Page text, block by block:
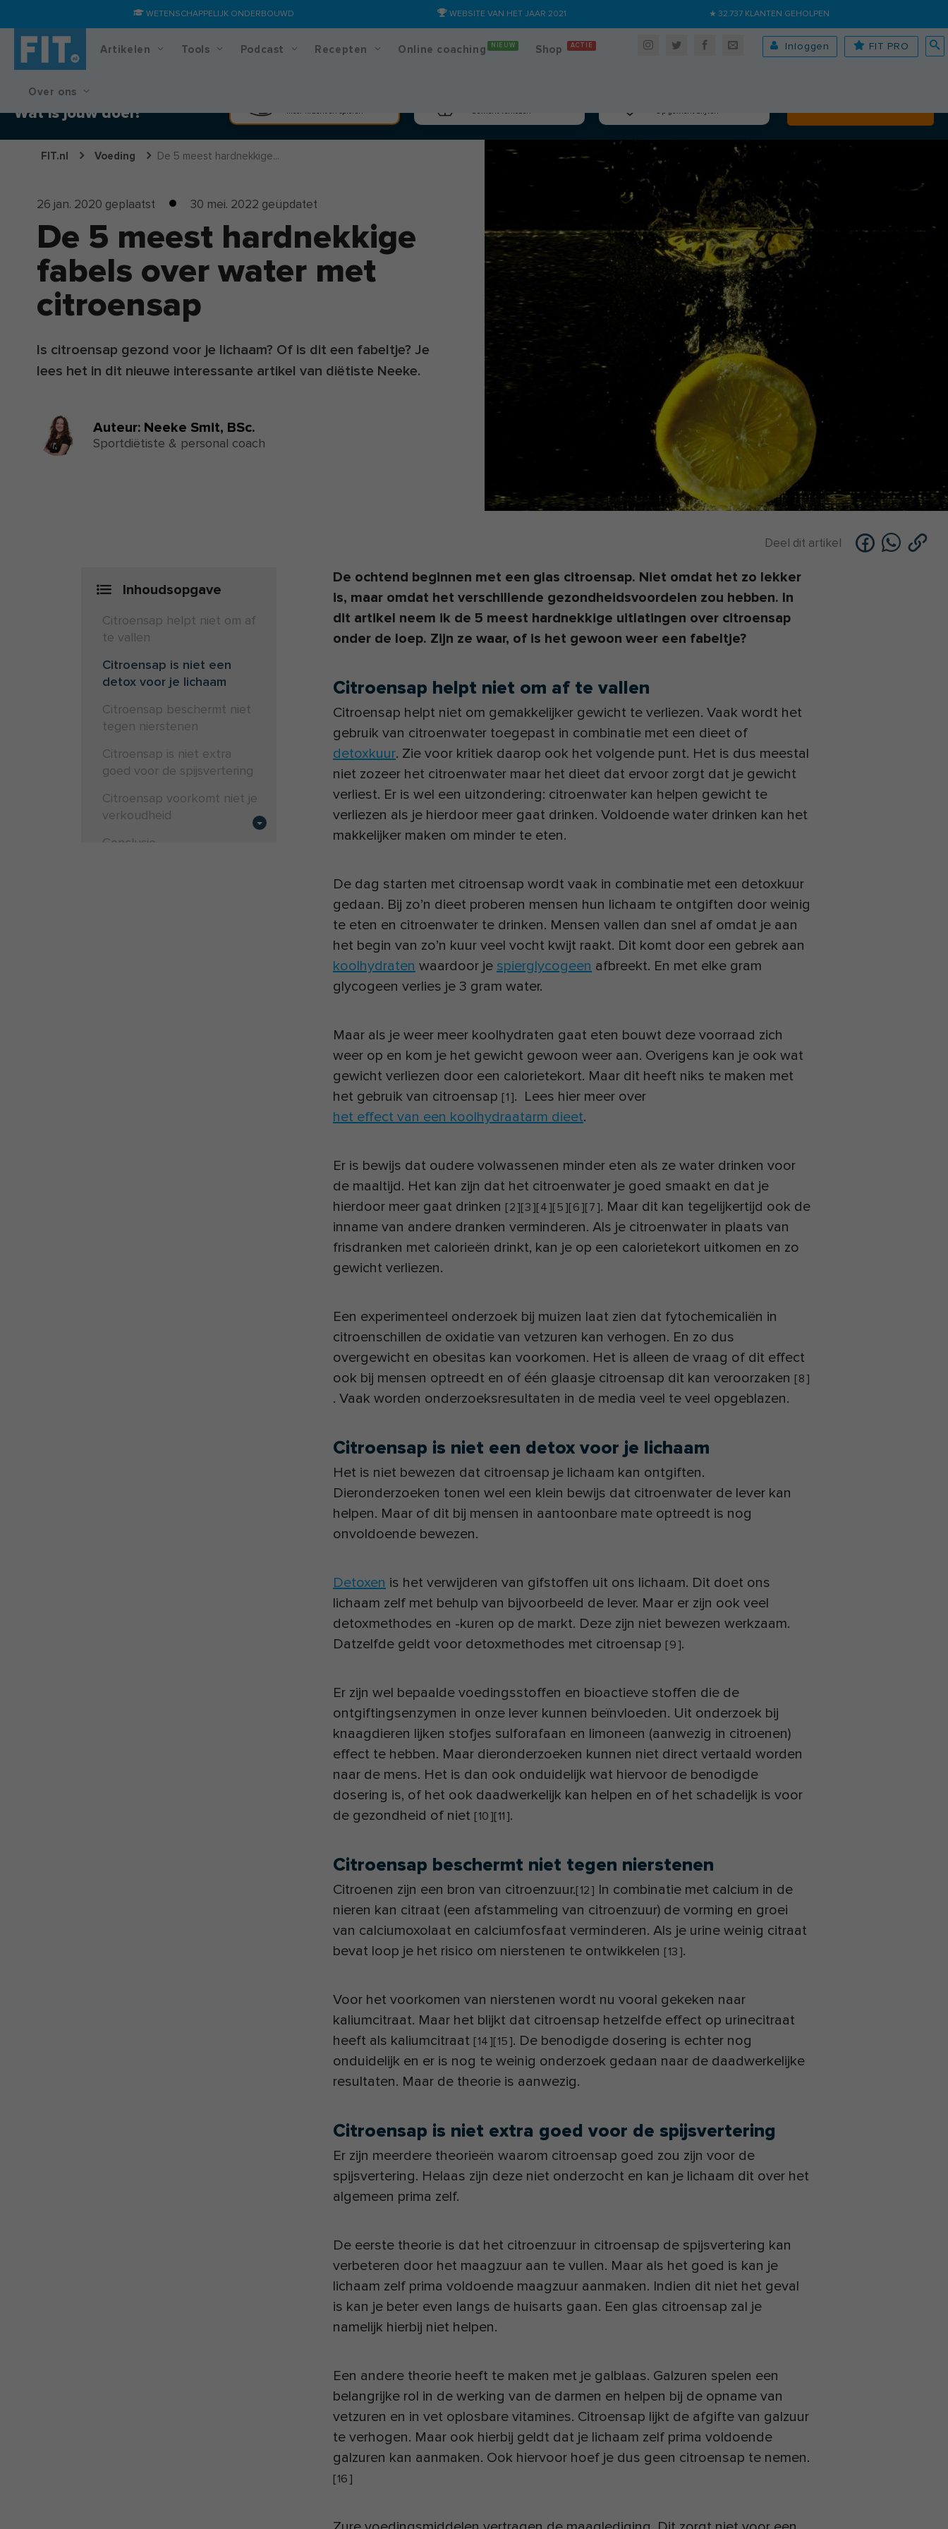
WETENSCHAPPELIJK ONDERBOUWD WEBSITE VAN HET JAAR 2021 ★ 32.737 KLANTEN GEHOLPEN
Artikelen Tools Podcast Recepten Online coaching NIEUW Shop ACTIE
Over ons
Inloggen FIT PRO
Training & voedingsplan
Wat is jouw doel?
FIT.nl Voeding De 5 meest hardnekkige...
26 jan. 2020 geplaatst 30 mei. 2022 geüpdatet
De 5 meest hardnekkige
fabels over water met
citroensap
Is citroensap gezond voor je lichaam? Of is dit een fabeltje? Je
lees het in dit nieuwe interessante artikel van diëtiste Neeke.
Auteur: Neeke Smit, BSc.
Sportdiëtiste & personal coach
Inhoudsopgave
Citroensap helpt niet om af
te vallen
Citroensap is niet een
detox voor je lichaam
Citroensap beschermt niet
tegen nierstenen
Citroensap is niet extra
goed voor de spijsvertering
Citroensap voorkomt niet je
verkoudheid
Conclusie
Deel dit artikel
De ochtend beginnen met een glas citroensap. Niet omdat het zo lekker
is, maar omdat het verschillende gezondheidsvoordelen zou hebben. In
dit artikel neem ik de 5 meest hardnekkige uitlatingen over citroensap
onder de loep. Zijn ze waar, of is het gewoon weer een fabeltje?
Citroensap helpt niet om af te vallen
Citroensap helpt niet om gemakkelijker gewicht te verliezen. Vaak wordt het
gebruik van citroenwater toegepast in combinatie met een dieet of
detoxkuur. Zie voor kritiek daarop ook het volgende punt. Het is dus meestal
niet zozeer het citroenwater maar het dieet dat ervoor zorgt dat je gewicht
verliest. Er is wel een uitzondering: citroenwater kan helpen gewicht te
verliezen als je hierdoor meer gaat drinken. Voldoende water drinken kan het
makkelijker maken om minder te eten.
De dag starten met citroensap wordt vaak in combinatie met een detoxkuur
gedaan. Bij zo’n dieet proberen mensen hun lichaam te ontgiften door weinig
te eten en citroenwater te drinken. Mensen vallen dan snel af omdat je aan
het begin van zo’n kuur veel vocht kwijt raakt. Dit komt door een gebrek aan
koolhydraten waardoor je spierglycogeen afbreekt. En met elke gram
glycogeen verlies je 3 gram water.
Maar als je weer meer koolhydraten gaat eten bouwt deze voorraad zich
weer op en kom je het gewicht gewoon weer aan. Overigens kan je ook wat
gewicht verliezen door een calorietekort. Maar dit heeft niks te maken met
het gebruik van citroensap [1]. Lees hier meer over
het effect van een koolhydraatarm dieet.
Er is bewijs dat oudere volwassenen minder eten als ze water drinken voor
de maaltijd. Het kan zijn dat het citroenwater je goed smaakt en dat je
hierdoor meer gaat drinken [2][3][4][5][6][7]. Maar dit kan tegelijkertijd ook de
inname van andere dranken verminderen. Als je citroenwater in plaats van
frisdranken met calorieën drinkt, kan je op een calorietekort uitkomen en zo
gewicht verliezen.
Een experimenteel onderzoek bij muizen laat zien dat fytochemicaliën in
citroenschillen de oxidatie van vetzuren kan verhogen. En zo dus
overgewicht en obesitas kan voorkomen. Het is alleen de vraag of dit effect
ook bij mensen optreedt en of één glaasje citroensap dit kan veroorzaken [8]
. Vaak worden onderzoeksresultaten in de media veel te veel opgeblazen.
Citroensap is niet een detox voor je lichaam
Het is niet bewezen dat citroensap je lichaam kan ontgiften.
Dieronderzoeken tonen wel een klein bewijs dat citroenwater de lever kan
helpen. Maar of dit bij mensen in aantoonbare mate optreedt is nog
onvoldoende bewezen.
Detoxen is het verwijderen van gifstoffen uit ons lichaam. Dit doet ons
lichaam zelf met behulp van bijvoorbeeld de lever. Maar er zijn ook veel
detoxmethodes en -kuren op de markt. Deze zijn niet bewezen werkzaam.
Datzelfde geldt voor detoxmethodes met citroensap [9].
Er zijn wel bepaalde voedingsstoffen en bioactieve stoffen die de
ontgiftingsenzymen in onze lever kunnen beïnvloeden. Uit onderzoek bij
knaagdieren lijken stofjes sulforafaan en limoneen (aanwezig in citroenen)
effect te hebben. Maar dieronderzoeken kunnen niet direct vertaald worden
naar de mens. Het is dan ook onduidelijk wat hiervoor de benodigde
dosering is, of het ook daadwerkelijk kan helpen en of het schadelijk is voor
de gezondheid of niet [10][11].
Citroensap beschermt niet tegen nierstenen
Citroenen zijn een bron van citroenzuur.[12] In combinatie met calcium in de
nieren kan citraat (een afstammeling van citroenzuur) de vorming en groei
van calciumoxolaat en calciumfosfaat verminderen. Als je urine weinig citraat
bevat loop je het risico om nierstenen te ontwikkelen [13].
Voor het voorkomen van nierstenen wordt nu vooral gekeken naar
kaliumcitraat. Maar het blijkt dat citroensap hetzelfde effect op urinecitraat
heeft als kaliumcitraat [14][15]. De benodigde dosering is echter nog
onduidelijk en er is nog te weinig onderzoek gedaan naar de daadwerkelijke
resultaten. Maar de theorie is aanwezig.
Citroensap is niet extra goed voor de spijsvertering
Er zijn meerdere theorieën waarom citroensap goed zou zijn voor de
spijsvertering. Helaas zijn deze niet onderzocht en kan je lichaam dit over het
algemeen prima zelf.
De eerste theorie is dat het citroenzuur in citroensap de spijsvertering kan
verbeteren door het maagzuur aan te vullen. Maar als het goed is kan je
lichaam zelf prima voldoende maagzuur aanmaken. Indien dit niet het geval
is kan je beter even langs de huisarts gaan. Een glas citroensap zal je
namelijk hierbij niet helpen.
Een andere theorie heeft te maken met je galblaas. Galzuren spelen een
belangrijke rol in de werking van de darmen en helpen bij de opname van
vetzuren en in vet oplosbare vitamines. Citroensap lijkt de afgifte van galzuur
te verhogen. Maar ook hierbij geldt dat je lichaam zelf prima voldoende
galzuren kan aanmaken. Ook hiervoor hoef je dus geen citroensap te nemen.
[16]